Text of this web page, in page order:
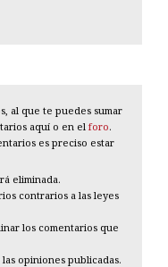
al que te puedes sumar
aquí o en el foro.
es preciso estar
eliminada.
contrarios a las leyes
los comentarios que
opiniones publicadas.